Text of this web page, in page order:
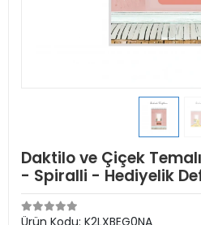
Daktilo ve Çiçek
- Spiralli - Hediyelik
Ürün Kodu: K2LXBEG0NA